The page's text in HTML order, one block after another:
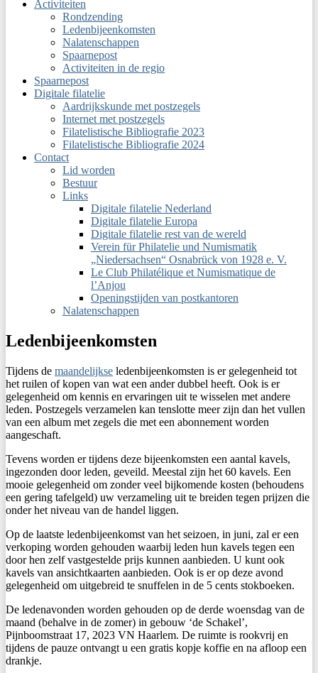
Activiteiten
Rondzending
Ledenbijeenkomsten
Nalatenschappen
Spaarnepost
Activiteiten in de regio
Spaarnepost
Digitale filatelie
Aardrijkskunde met postzegels
Internet met postzegels
Filatelistische Bibliografie 2023
Filatelistische Bibliografie 2024
Contact
Lid worden
Bestuur
Links
Digitale filatelie Nederland
Digitale filatelie Europa
Digitale filatelie rest van de wereld
Verein für Philatelie und Numismatik
„Niedersachsen“ Osnabrück von 1928 e. V.
Le Club Philatélique et Numismatique de
l’Anjou
Openingstijden van postkantoren
Nalatenschappen
Ledenbijeenkomsten
Tijdens de maandelijkse ledenbijeenkomsten is er gelegen­heid tot
het ruilen of kopen van wat een ander dubbel heeft. Ook is er
gelegenheid om kennis en ervaringen uit te wisselen met andere
leden. Postzegels verzamelen kan tenslotte meer zijn dan het vullen
van een album met zegels die met een abonnement worden
aangeschaft.
Tevens worden er tijdens deze bijeenkomsten een aantal kavels,
ingezonden door leden, geveild. Meestal zijn het 60 kavels. Een
mooie gelegenheid om zon­der veel bijkomende kosten (behoudens
een gering tafelgeld) uw verzameling uit te breiden tegen prijzen die
onder het niveau van de handel liggen.
Op de laatste ledenbijeenkomst van het seizoen, in juni, zal er een
verkoping worden gehouden waarbij leden hun kavels tegen een
door hen zelf vastgestelde prijs kunnen aanbieden. U kunt ook
kavels van ansichtkaarten aanbieden. Ook is er op deze avond
gelegenheid om uitgebreid te snuffelen in de 5 cents stokboeken.
De ledenavonden worden gehouden op de derde woensdag van de
maand (behalve in de zomer) in gebouw ‘de Schakel’,
Pijnboomstraat 17, 2023 VN Haarlem. De ruimte is rookvrij en
tijdens de pauze ontvangt u een gratis kopje koffie en na afloop een
drankje.